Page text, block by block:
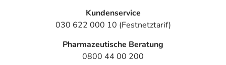
Kundenservice
030 622 000 10 (Festnetztarif)
Pharmazeutische Beratung
0800 44 00 200